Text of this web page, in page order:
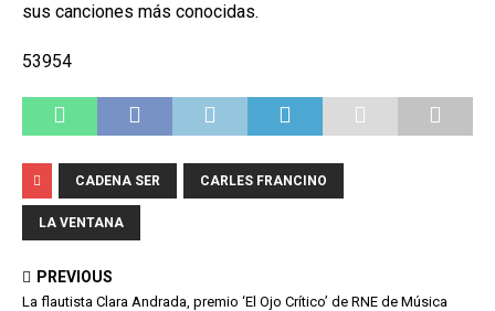
sus canciones más conocidas.
53954
CADENA SER CARLES FRANCINO
LA VENTANA
PREVIOUS
La flautista Clara Andrada, premio ‘El Ojo Crítico’ de RNE de Música